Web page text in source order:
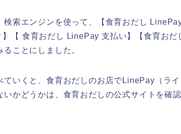
検索エンジンを使って、【食育おだし
【 食育おだし LinePay 支払い】【食育お
ことにしました。
ていくと、食育おだしのお店でLinePay（ラ
いかどうかは、食育おだしの公式サイトを確